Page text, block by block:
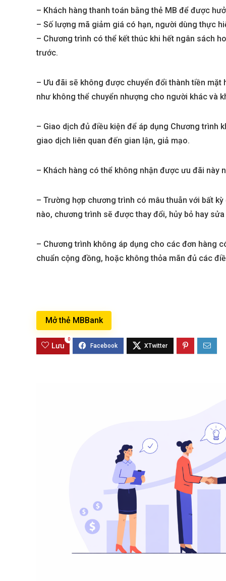
– Khách hàng thanh toán bằng thẻ MB để được
– Số lượng mã giảm giá có hạn, người dùng thực
– Chương trình có thể kết thúc khi hết ngân sách
trước.
– Ưu đãi sẽ không được chuyển đổi thành tiền
như không thể chuyển nhượng cho người khác và
– Giao dịch đủ điều kiện để áp dụng Chương trình
giao dịch liên quan đến gian lận, giả mạo.
– Khách hàng có thể không nhận được ưu đãi này
– Trường hợp chương trình có mâu thuẫn với bất
nào, chương trình sẽ được thay đổi, hủy bỏ hay
– Chương trình không áp dụng cho các đơn hàng
chuẩn cộng đồng, hoặc không thỏa mãn đủ các
Mở thẻ MBBank
Lưu
0